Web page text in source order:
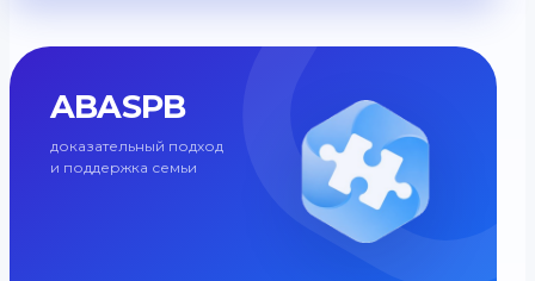
ABASPB
доказательный подход
и поддержка семьи